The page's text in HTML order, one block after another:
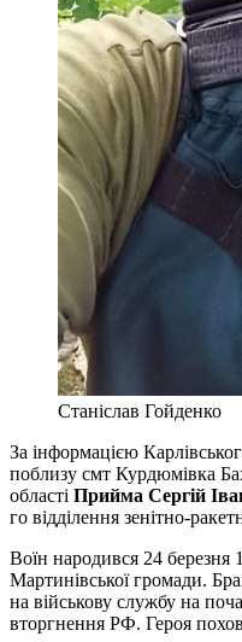
Станіслав Гойденко
За інформацією
поблизу смт Курдюмівка
області Прийма Сергій
го відділення зенітно-
Воїн народився 24 березня
Мартинівської громади.
на військову службу на
вторгнення РФ. Героя